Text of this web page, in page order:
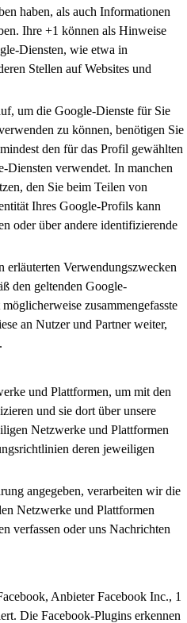
haben, als auch Informationen
Ihre +1 können als Hinweise
Diensten, wie etwa in
Stellen auf Websites und
um die Google-Dienste für Sie
zu können, benötigen Sie
den für das Profil gewählten
Diensten verwendet. In manchen
den Sie beim Teilen von
Ihres Google-Profils kann
oder über andere identifizierende
erläuterten Verwendungszwecken
den geltenden Google-
zusammengefasste
an Nutzer und Partner weiter,
und Plattformen, um mit den
und sie dort über unsere
Netzwerke und Plattformen
deren jeweiligen
angegeben, verarbeiten wir die
Netzwerke und Plattformen
verfassen oder uns Nachrichten
Anbieter Facebook Inc., 1
Die Facebook-Plugins erkennen